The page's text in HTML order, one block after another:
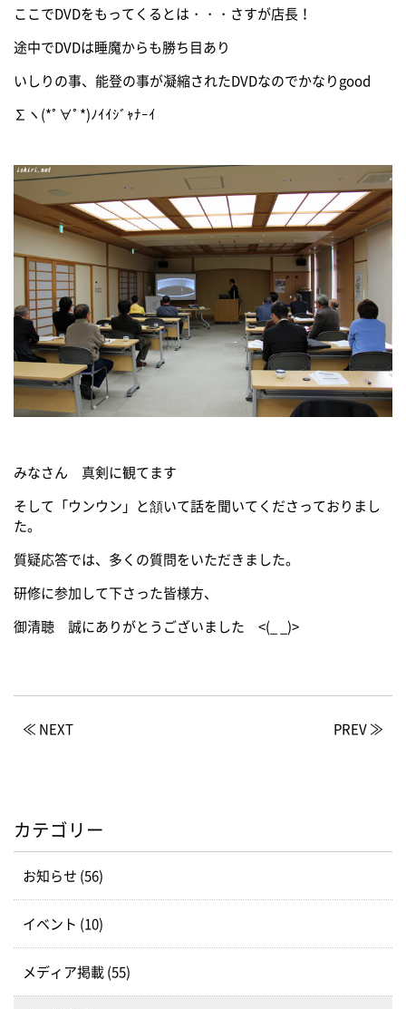
ここでDVDをもってくるとは・・・さすが店長！
途中でDVDは睡魔からも勝ち目あり
いしりの事、能登の事が凝縮されたDVDなのでかなりgood
∑ヽ(*ﾟ∀ﾟ*)ﾉｲｲｼﾞｬﾅｰｲ
みなさん 真剣に観てます
そして「ウンウン」と頷いて話を聞いてくださっておりまし
た。
質疑応答では、多くの質問をいただきました。
研修に参加して下さった皆様方、
御清聴 誠にありがとうございました <(_ _)>
≪ NEXT PREV ≫
カテゴリー
お知らせ (56)
イベント (10)
メディア掲載 (55)